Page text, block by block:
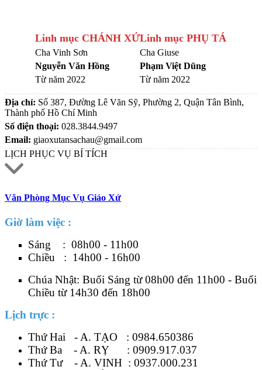
Linh mục CHÁNH XỨ
Cha Vinh Sơn
Nguyễn Văn Hồng
Từ năm 2022
Linh mục PHỤ TÁ
Cha Giuse
Phạm Việt Dũng
Từ năm 2022
Địa chỉ: Số 387, Đường Lê Văn Sỹ, Phường 2, Quận Tân Bình,
Thành phố Hồ Chí Minh
Số điện thoại: 028.3844.9497
Email: giaoxutansachau@gmail.com
LỊCH PHỤC VỤ BÍ TÍCH
Văn Phòng Mục Vụ Giáo Xứ
Giờ làm việc :
Sáng : 08h00 - 11h00
Chiều : 14h00 - 16h00
Chúa Nhật: Buổi Sáng từ 08h00 đến 11h00 - Buổi
Chiều từ 14h30 đến 18h00
Lịch trực :
Thứ Hai - A. TẠO : 0984.650386
Thứ Ba - A. RỴ : 0909.917.037
Thứ Tư - A. VINH : 0937.000.231